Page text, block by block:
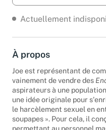
Actuellement
À propos
Joe est représentant de
vainement de vendre des
aspirateurs à une
une idée originale pour
le harcèlement sexuel en
soupapes ». Pour cela, il